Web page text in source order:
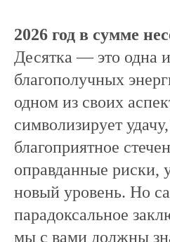
2026 год в сумме
Десятка — это одна
благополучных
одном из своих
символизирует
благоприятное
оправданные риски,
новый уровень. Но
парадоксальное
мы с вами должны